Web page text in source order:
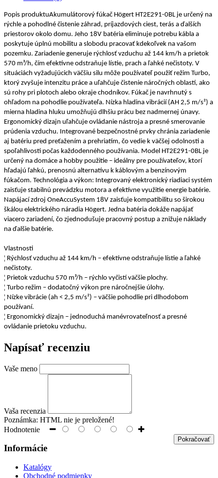
Popis produktuAkumulátorový fúkač Högert HT2E291-0BL je určený na
rýchle a pohodlné čistenie záhrad, príjazdových ciest, terás a ďalších
priestorov okolo domu. Jeho 18V batéria eliminuje potrebu kábla a
poskytuje úplnú mobilitu a slobodu pracovať kdekoľvek na vašom
pozemku. Zariadenie generuje rýchlosť vzduchu až 144 km/h a prietok
570 m³/h, čím efektívne odstraňuje lístie, prach a ľahké nečistoty. V
situáciách vyžadujúcich väčšiu silu môže používateľ použiť režim Turbo,
ktorý zvyšuje intenzitu práce a uľahčuje čistenie náročných oblastí, ako
sú rohy pri plotoch alebo okraje chodníkov. Fúkač je navrhnutý s
ohľadom na pohodlie používateľa. Nízka hladina vibrácií (AH 2,5 m/s²) a
mierna hladina hluku umožňujú dlhšiu prácu bez nadmernej únavy.
Ergonomický dizajn uľahčuje ovládanie nástroja a presné smerovanie
prúdenia vzduchu. Integrované bezpečnostné prvky chránia zariadenie
aj batériu pred preťažením a prehriatím, čo vedie k väčšej odolnosti a
spoľahlivosti počas každodenného používania. Model HT2E291-0BL je
určený na domáce a hobby použitie – ideálny pre používateľov, ktorí
hľadajú ľahkú, prenosnú alternatívu k káblovým a benzínovým
fúkačom. Technológia a výkon: Integrovaný elektronický riadiaci systém
zaisťuje stabilnú prevádzku motora a efektívne využitie energie batérie.
Napájací zdroj OneAccuSystem 18V zaisťuje kompatibilitu so širokou
škálou elektrického náradia Högert. Jedna batéria dokáže napájať
viacero zariadení, čo zjednodušuje pracovný postup a znižuje náklady
na ďalšie batérie.
Vlastnosti
¦ Rýchlosť vzduchu až 144 km/h – efektívne odstraňuje lístie a ľahké
nečistoty.
¦ Prietok vzduchu 570 m³/h – rýchlo vyčistí väčšie plochy.
¦ Turbo režim – dodatočný výkon pre náročnejšie úlohy.
¦ Nízke vibrácie (ah < 2,5 m/s²) – väčšie pohodlie pri dlhodobom
používaní.
¦ Ergonomický dizajn – jednoduchá manévrovateľnosť a presné
ovládanie prietoku vzduchu.
Napísať recenziu
Vaše meno
Vaša recenzia
Poznámka: HTML nie je preložené!
Hodnotenie
Pokračovať
Informácie
Katalógy
Obchodné podmienky